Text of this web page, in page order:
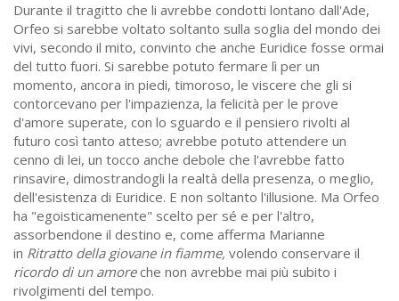
Durante il tragitto che li avrebbe condotti lontano dall'Ade,
Orfeo si sarebbe voltato soltanto sulla soglia del mondo dei
vivi, secondo il mito, convinto che anche Euridice fosse ormai
del tutto fuori. Si sarebbe potuto fermare lì per un
momento, ancora in piedi, timoroso, le viscere che gli si
contorcevano per l'impazienza, la felicità per le prove
d'amore superate, con lo sguardo e il pensiero rivolti al
futuro così tanto atteso; avrebbe potuto attendere un
cenno di lei, un tocco anche debole che l'avrebbe fatto
rinsavire, dimostrandogli la realtà della presenza, o meglio,
dell'esistenza di Euridice. E non soltanto l'illusione. Ma Orfeo
ha "egoisticamenente" scelto per sé e per l'altro,
assorbendone il destino e, come afferma Marianne
in Ritratto della giovane in fiamme, volendo conservare il
ricordo di un amoreche non avrebbe mai più subito i
rivolgimenti del tempo.